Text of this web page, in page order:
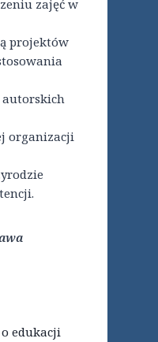
zajęć w
projektów
autorskich
organizacji
edukacji